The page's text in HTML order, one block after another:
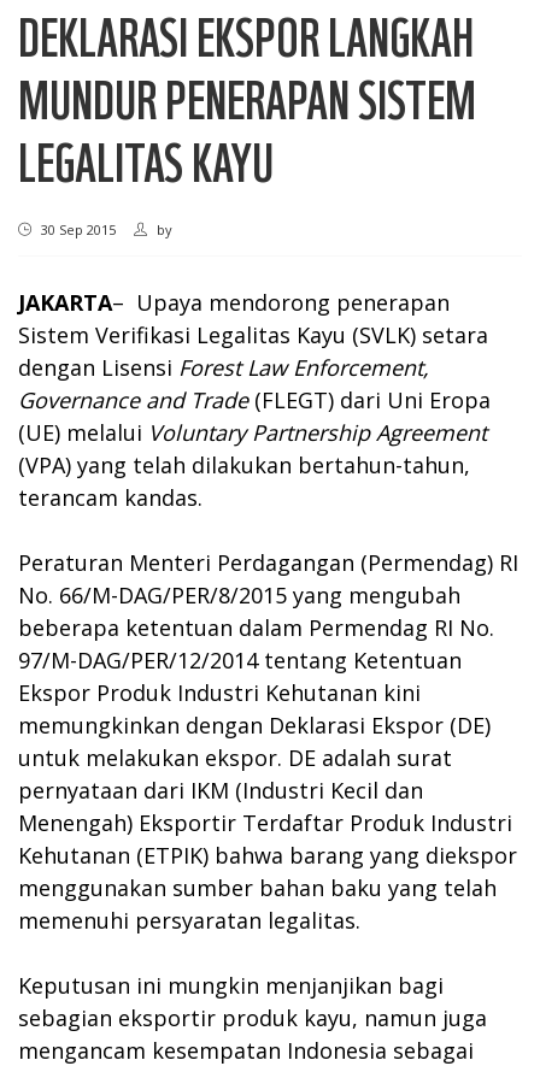
DEKLARASI EKSPOR LANGKAH
MUNDUR PENERAPAN SISTEM
LEGALITAS KAYU
30 Sep 2015 by
JAKARTA– Upaya mendorong penerapan
Sistem Verifikasi Legalitas Kayu (SVLK) setara
dengan Lisensi Forest Law Enforcement,
Governance and Trade(FLEGT) dari Uni Eropa
(UE) melalui Voluntary Partnership Agreement
(VPA) yang telah dilakukan bertahun-tahun,
terancam kandas.
Peraturan Menteri Perdagangan (Permendag) RI
No. 66/M-DAG/PER/8/2015 yang mengubah
beberapa ketentuan dalam Permendag RI No.
97/M-DAG/PER/12/2014 tentang Ketentuan
Ekspor Produk Industri Kehutanan kini
memungkinkan dengan Deklarasi Ekspor (DE)
untuk melakukan ekspor. DE adalah surat
pernyataan dari IKM (Industri Kecil dan
Menengah) Eksportir Terdaftar Produk Industri
Kehutanan (ETPIK) bahwa barang yang diekspor
menggunakan sumber bahan baku yang telah
memenuhi persyaratan legalitas.
Keputusan ini mungkin menjanjikan bagi
sebagian eksportir produk kayu, namun juga
mengancam kesempatan Indonesia sebagai